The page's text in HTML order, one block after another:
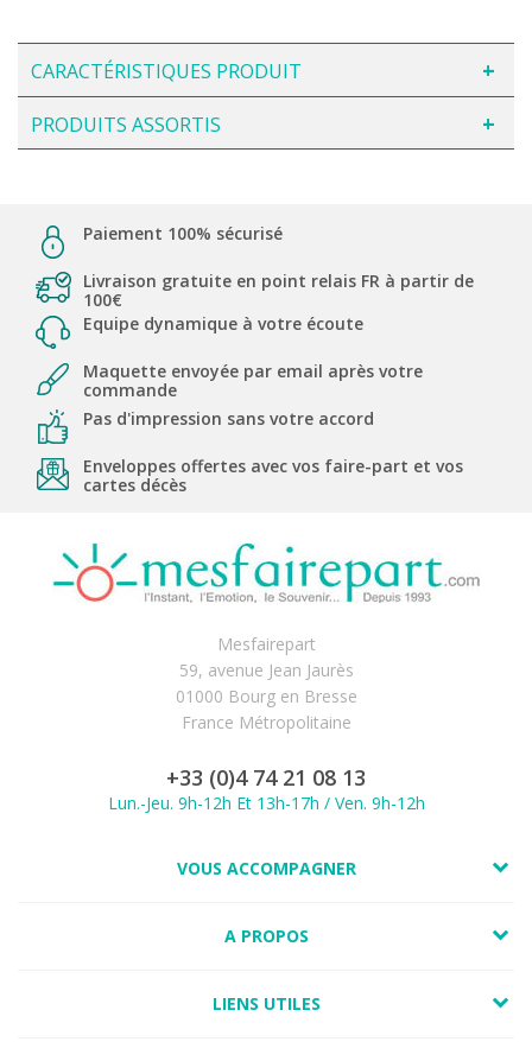
CARACTÉRISTIQUES PRODUIT
PRODUITS ASSORTIS
Paiement 100% sécurisé
Livraison gratuite en point relais FR à partir de
100€
Equipe dynamique à votre écoute
Maquette envoyée par email après votre
commande
Pas d'impression sans votre accord
Enveloppes offertes avec vos faire-part et vos
cartes décès
Mesfairepart
59, avenue Jean Jaurès
01000 Bourg en Bresse
France Métropolitaine
+33 (0)4 74 21 08 13
Lun.-Jeu. 9h-12h Et 13h-17h / Ven. 9h-12h
VOUS ACCOMPAGNER
A PROPOS
LIENS UTILES